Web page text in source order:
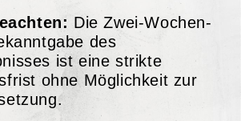
Die Zwei-Wochen-
des
ist eine strikte
ohne Möglichkeit zur